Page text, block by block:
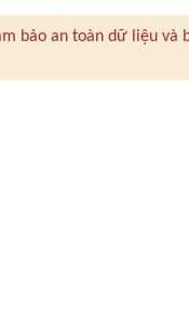
bảo an toàn dữ liệu và